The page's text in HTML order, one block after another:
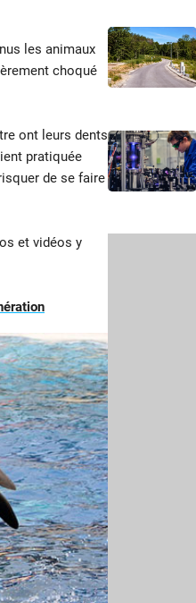
les animaux
choqué
ont leurs dents
pratiquée
de se faire
et vidéos y